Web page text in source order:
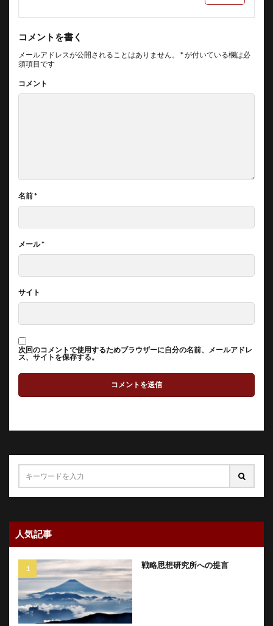
コメントを書く
メールアドレスが公開されることはありません。 *が付いている欄は必
須項目です
コメント
名前*
メール*
サイト
次回のコメントで使用するためブラウザーに自分の名前、メールアドレ
ス、サイトを保存する。
人気記事
戦略思想研究所への提言